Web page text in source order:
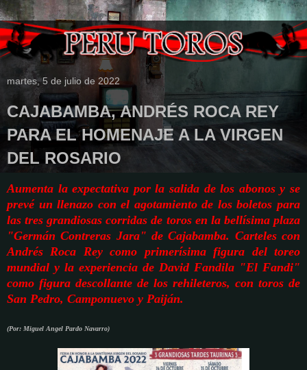
martes, 5 de julio de 2022
CAJABAMBA, ANDRÉS ROCA REY
PARA EL HOMENAJE A LA VIRGEN
DEL ROSARIO
Aumenta la expectativa por la salida de los abonos y se
prevé un llenazo con el agotamiento de los boletos para
las tres grandiosas corridas de toros en la bellísima plaza
"Germán Contreras Jara" de Cajabamba. Carteles con
Andrés Roca Rey como primerísima figura del toreo
mundial y la experiencia de David Fandila "El Fandi"
como figura descollante de los rehileteros, con toros de
San Pedro, Camponuevo y Paiján.
(Por: Miguel Angel Pardo Navarro)